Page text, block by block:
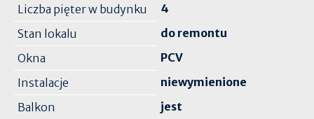
Liczba pięter w budynku
4
Stan lokalu
do remontu
Okna
PCV
Instalacje
niewymienione
Balkon
jest